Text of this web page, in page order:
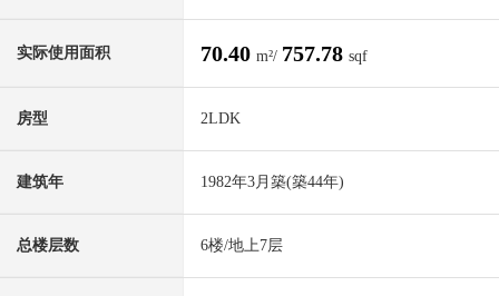
实际使用面积 70.40 m²/ 757.78 sqf
房型 2LDK
建筑年 1982年3月築(築44年)
总楼层数 6楼/地上7层